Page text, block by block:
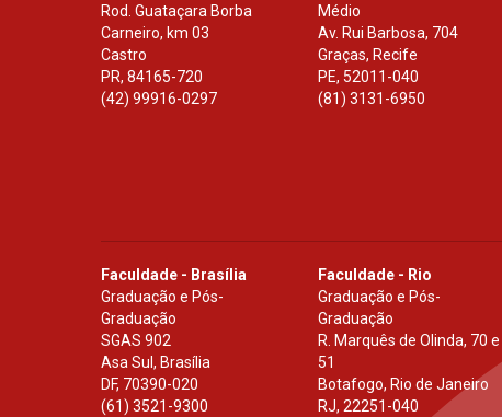
Rod. Guataçara Borba
Carneiro, km 03
Castro
PR, 84165-720
(42) 99916-0297
Médio
Av. Rui Barbosa, 704
Graças, Recife
PE, 52011-040
(81) 3131-6950
Faculdade - Brasília
Graduação e Pós-
Graduação
SGAS 902
Asa Sul, Brasília
DF, 70390-020
(61) 3521-9300
Faculdade - Rio
Graduação e Pós-
Graduação
R. Marquês de Olinda, 70 e
51
Botafogo, Rio de Janeiro
RJ,22251-040